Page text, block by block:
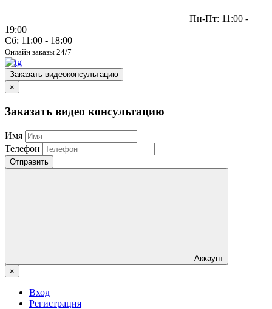
Пн-Пт: 11:00 -
19:00
Сб: 11:00 - 18:00
Онлайн заказы 24/7
Заказать видеоконсультацию
×
Заказать видео консультацию
Имя
Телефон
Отправить
Аккаунт
×
Вход
Регистрация